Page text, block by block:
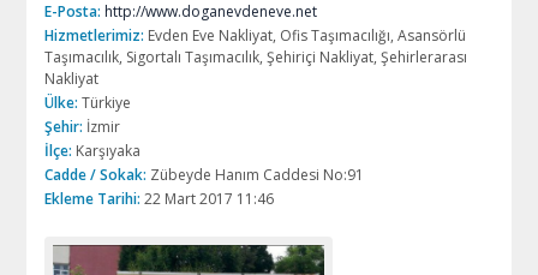
E-Posta: http://www.doganevdeneve.net
Hizmetlerimiz: Evden Eve Nakliyat, Ofis Taşımacılığı, Asansörlü
Taşımacılık, Sigortalı Taşımacılık, Şehiriçi Nakliyat, Şehirlerarası
Nakliyat
Ülke: Türkiye
Şehir: İzmir
İlçe: Karşıyaka
Cadde / Sokak: Zübeyde Hanım Caddesi No:91
Ekleme Tarihi: 22 Mart 2017 11:46